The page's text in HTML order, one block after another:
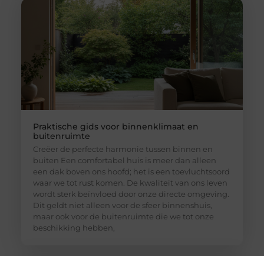
Praktische gids voor binnenklimaat en
buitenruimte
Creëer de perfecte harmonie tussen binnen en
buiten Een comfortabel huis is meer dan alleen
een dak boven ons hoofd; het is een toevluchtsoord
waar we tot rust komen. De kwaliteit van ons leven
wordt sterk beïnvloed door onze directe omgeving.
Dit geldt niet alleen voor de sfeer binnenshuis,
maar ook voor de buitenruimte die we tot onze
beschikking hebben,